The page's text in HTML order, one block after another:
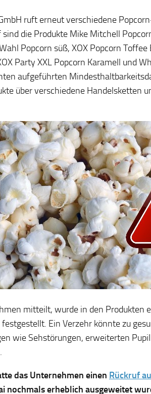
ruft erneut verschiedene
die Produkte Mike Mitchell
Popcorn süß, XOX Popcorn Toffee
Party XXL Popcorn Karamell und
aufgeführten
über verschiedene Handelsketten
mitteilt, wurde in den Produkten
Ein Verzehr könnte zu
wie Sehstörungen, erweiterten
das Unternehmen einen Rückruf
nochmals erheblich ausgeweitet